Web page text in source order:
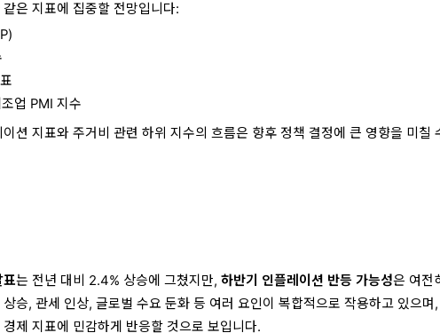
은 지표에 집중할 전망입니다:
업 PMI 지수
션 지표와 주거비 관련 하위 지수의 흐름은 향후 정책 결정에 큰 영향을 미칠
표는 전년 대비 2.4% 상승에 그쳤지만,하반기 인플레이션 반등 가능성은 여전
승, 관세 인상, 글로벌 수요 둔화 등 여러 요인이 복합적으로 작용하고 있으며
제 지표에 민감하게 반응할 것으로 보입니다.